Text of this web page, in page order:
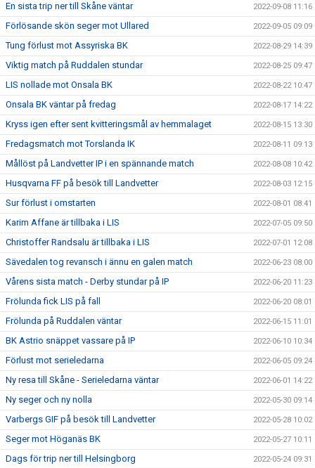
En sista trip ner till Skåne väntar 2022-09-08 11:16
Förlösande skön seger mot Ullared 2022-09-05 09:09
Tung förlust mot Assyriska BK 2022-08-29 14:39
Viktig match på Ruddalen stundar 2022-08-25 09:47
LIS nollade mot Onsala BK 2022-08-22 10:47
Onsala BK väntar på fredag 2022-08-17 14:22
Kryss igen efter sent kvitteringsmål av hemmalaget 2022-08-15 13:30
Fredagsmatch mot Torslanda IK 2022-08-11 09:13
Mållöst på Landvetter IP i en spännande match 2022-08-08 10:42
Husqvarna FF på besök till Landvetter 2022-08-03 12:15
Sur förlust i omstarten 2022-08-01 08:41
Karim Affane är tillbaka i LIS 2022-07-05 09:50
Christoffer Randsalu är tillbaka i LIS 2022-07-01 12:08
Sävedalen tog revansch i ännu en galen match 2022-06-23 08:00
Vårens sista match - Derby stundar på IP 2022-06-20 11:23
Frölunda fick LIS på fall 2022-06-20 08:01
Frölunda på Ruddalen väntar 2022-06-15 11:01
BK Astrio snäppet vassare på IP 2022-06-10 10:34
Förlust mot serieledarna 2022-06-05 09:24
Ny resa till Skåne - Serieledarna väntar 2022-06-01 14:22
Ny seger och ny nolla 2022-05-30 09:14
Varbergs GIF på besök till Landvetter 2022-05-28 10:02
Seger mot Höganäs BK 2022-05-27 10:11
Dags för trip ner till Helsingborg 2022-05-24 09:31